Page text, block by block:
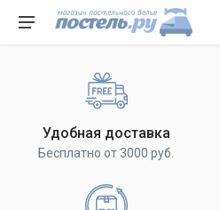
Удобная доставка
Бесплатно от 3000 руб.